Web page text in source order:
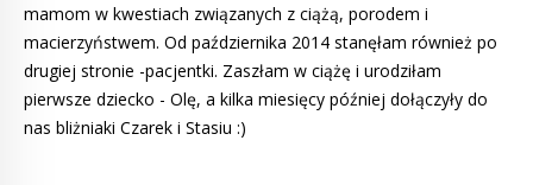
mamom w kwestiach związanych z ciążą, porodem i
macierzyństwem. Od października 2014 stanęłam również po
drugiej stronie -pacjentki. Zaszłam w ciążę i urodziłam
pierwsze dziecko - Olę, a kilka miesięcy później dołączyły do
nas bliżniaki Czarek i Stasiu :)